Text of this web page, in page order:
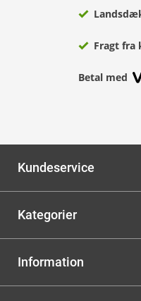
Fragt fra
Betal med
Kundeservice
Kategorier
Information